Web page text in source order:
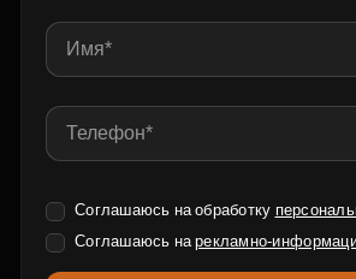
Соглашаюсь на обработку
Соглашаюсь нарекламно-